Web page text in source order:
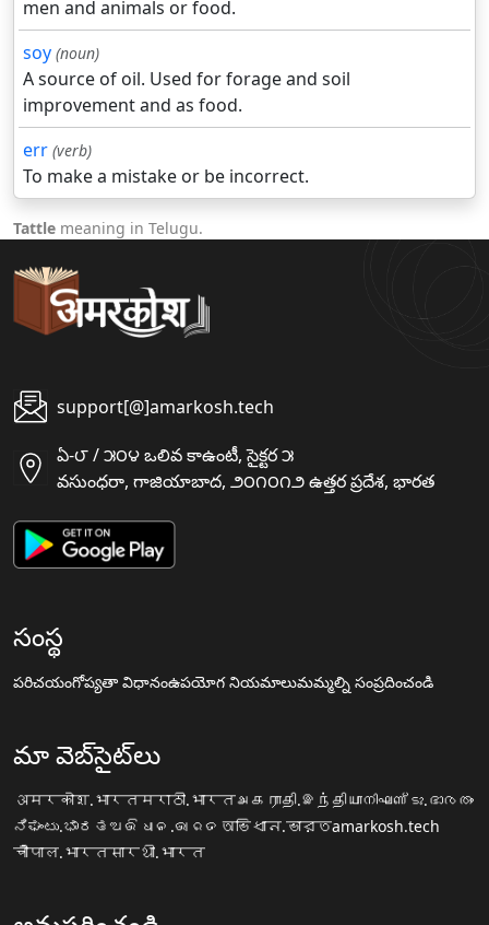
men and animals or food.
soy (noun)
A source of oil. Used for forage and soil
improvement and as food.
err (verb)
To make a mistake or be incorrect.
Tattle meaning in Telugu.
support[@]amarkosh.tech
ఏ-౮ / ౫౦౪ ఒలివ కాఉంటీ, సైక్టర ౫
వసుంధరా, గాజియాబాద, ౨౦౧౦౧౨ ఉత్తర ప్రదేశ, భారత
సంస్థ
పరిచయంగోప్యతా విధానంఉపయోగ నియమాలుమమ్మల్ని సంప్రదించండి
మా వెబ్‌సైట్‌లు
अमरकोश.भारतमराठी.भारतஅகராதி.இந்தியாനിഘണ്ടു.ഭാരതം
ನಿಘಂಟು.ಭಾರತ ଅଭିଧାନ.ଭାରତ অভিধান.ভারতamarkosh.tech
चौपाल.भारतसारथी.भारत